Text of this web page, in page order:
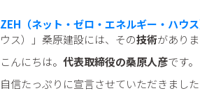
ZEH（ネット・ゼロ・エネルギー・ハウ
ウス）」桑原建設には、その技術がありま
こんにちは。 代表取締役の桑原人彦です。
自信たっぷりに宣言させていただきまし